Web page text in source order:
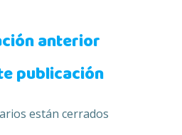
anterior
publicación
están cerrados